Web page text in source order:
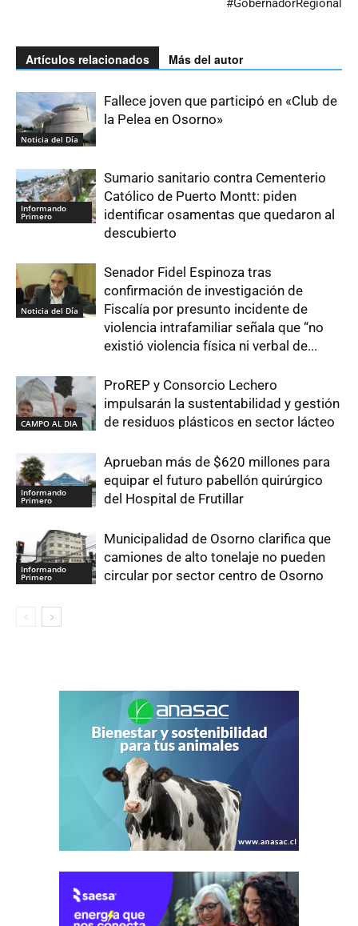
Artículos relacionados Más del autor
Noticia del Día
Fallece joven que participó en «Club de
la Pelea en Osorno»
Informando
Primero
Sumario sanitario contra Cementerio
Católico de Puerto Montt: piden
identificar osamentas que quedaron al
descubierto
Noticia del Día
Senador Fidel Espinoza tras
confirmación de investigación de
Fiscalía por presunto incidente de
violencia intrafamiliar señala que “no
existió violencia física ni verbal de...
CAMPO AL DIA
ProREP y Consorcio Lechero
impulsarán la sustentabilidad y gestión
de residuos plásticos en sector lácteo
Informando
Primero
Aprueban más de $620 millones para
equipar el futuro pabellón quirúrgico
del Hospital de Frutillar
Informando
Primero
Municipalidad de Osorno clarifica que
camiones de alto tonelaje no pueden
circular por sector centro de Osorno